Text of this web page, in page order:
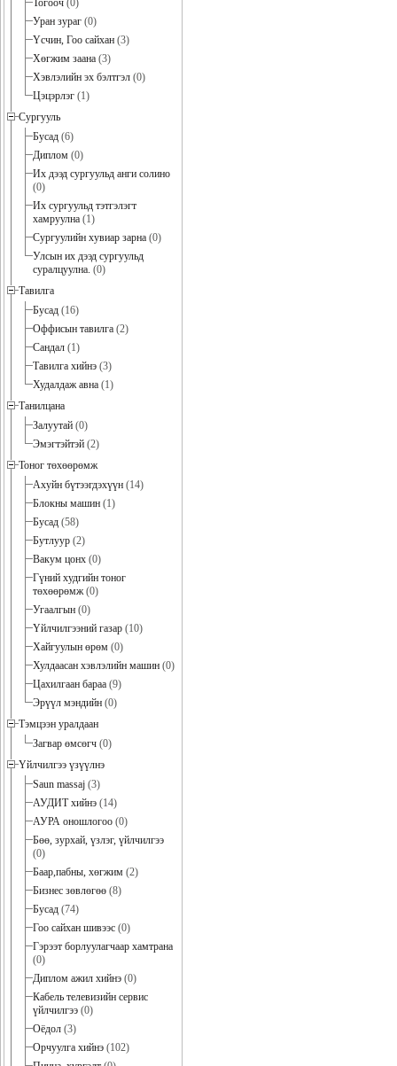
Тогооч (0)
Уран зураг (0)
Үсчин, Гоо сайхан (3)
Хөгжим заана (3)
Хэвлэлийн эх бэлтгэл (0)
Цэцэрлэг (1)
Сургууль
Бусад (6)
Диплом (0)
Их дээд сургуульд анги солино
(0)
Их сургуульд тэтгэлэгт
хамруулна (1)
Сургуулийн хувиар зарна (0)
Улсын их дээд сургуульд
суралцуулна. (0)
Тавилга
Бусад (16)
Оффисын тавилга (2)
Сандал (1)
Тавилга хийнэ (3)
Худалдаж авна (1)
Танилцана
Залуутай (0)
Эмэгтэйтэй (2)
Тоног төхөөрөмж
Ахуйн бүтээгдэхүүн (14)
Блокны машин (1)
Бусад (58)
Бутлуур (2)
Вакум цонх (0)
Гүний худгийн тоног
төхөөрөмж(0)
Угаалгын (0)
Үйлчилгээний газар (10)
Хайгуулын өрөм (0)
Хулдаасан хэвлэлийн машин (0)
Цахилгаан бараа (9)
Эрүүл мэндийн (0)
Тэмцээн уралдаан
Загвар өмсөгч (0)
Үйлчилгээ үзүүлнэ
Saun massaj (3)
АУДИТ хийнэ (14)
АУРА оношлогоо (0)
Бөө, зурхай, үзлэг, үйлчилгээ
(0)
Баар,пабны, хөгжим (2)
Бизнес зөвлөгөө (8)
Бусад (74)
Гоо сайхан шивээс (0)
Гэрээт борлуулагчаар хамтрана
(0)
Диплом ажил хийнэ (0)
Кабель телевизийн сервис
үйлчилгээ (0)
Оёдол (3)
Орчуулга хийнэ (102)